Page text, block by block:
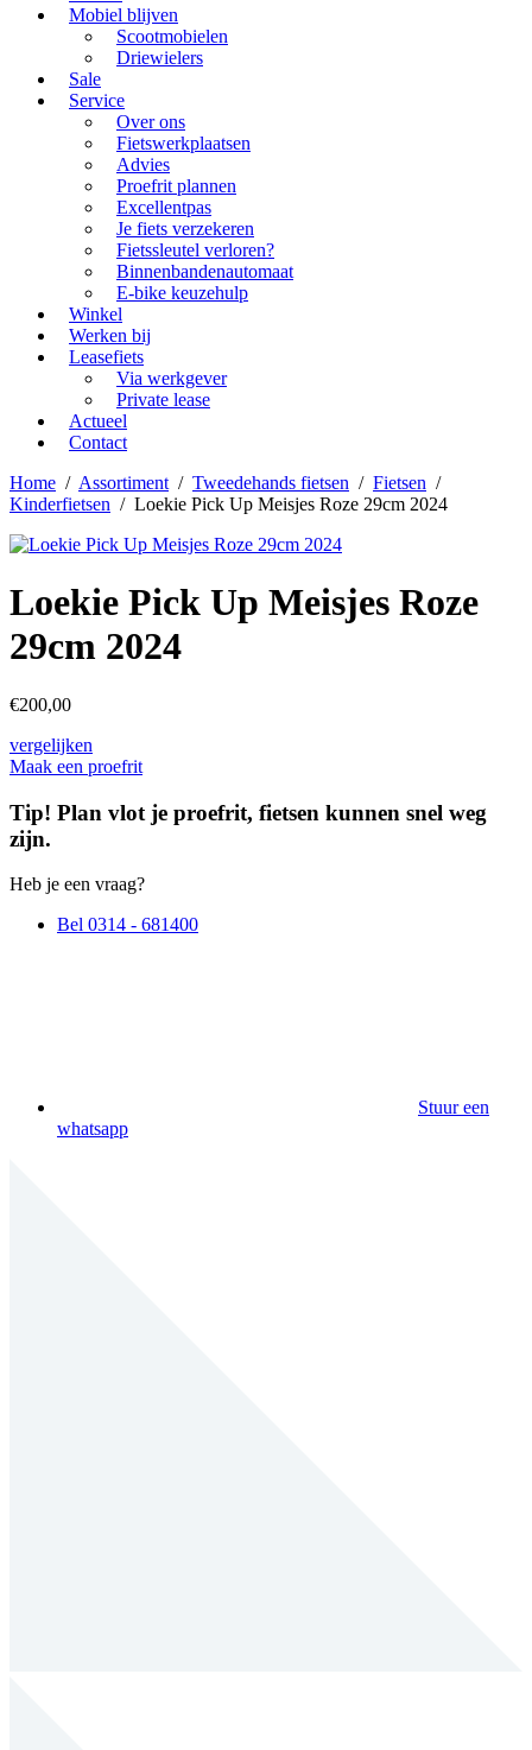
Mobiel blijven
Scootmobielen
Driewielers
Sale
Service
Over ons
Fietswerkplaatsen
Advies
Proefrit plannen
Excellentpas
Je fiets verzekeren
Fietssleutel verloren?
Binnenbandenautomaat
E-bike keuzehulp
Winkel
Werken bij
Leasefiets
Via werkgever
Private lease
Actueel
Contact
Home / Assortiment / Tweedehands fietsen / Fietsen /
Kinderfietsen / Loekie Pick Up Meisjes Roze 29cm 2024
Loekie Pick Up Meisjes Roze
29cm 2024
€200,00
vergelijken
Maak een proefrit
Tip! Plan vlot je proefrit, fietsen kunnen snel weg
zijn.
Heb je een vraag?
Bel 0314 - 681400
Stuur een
whatsapp